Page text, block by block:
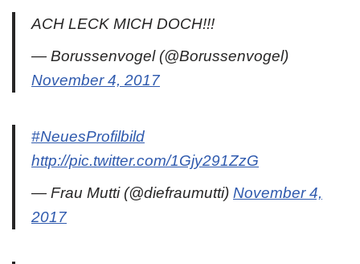
ACH LECK MICH DOCH!!!
— Borussenvogel (@Borussenvogel)
November 4, 2017
#NeuesProfilbild
http://pic.twitter.com/1Gjy291ZzG
— Frau Mutti (@diefraumutti) November 4,
2017